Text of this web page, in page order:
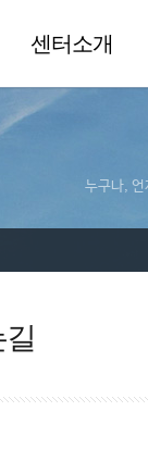
센터소개
누구나, 언